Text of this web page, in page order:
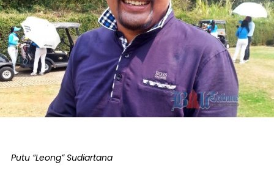
Putu “Leong” Sudiartana